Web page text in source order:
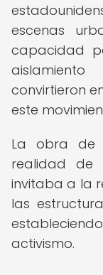
escenas
capacidad
convirtieron
este
La obra de
realidad de
invitaba a la
las
activismo.